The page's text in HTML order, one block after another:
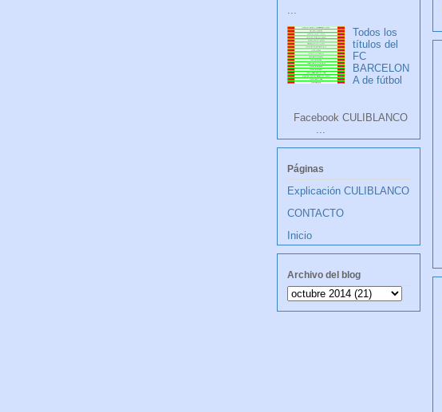
Todos los
títulos del
FC
BARCELON
A de fútbol
Facebook CULIBLANCO
...
Páginas
Explicación CULIBLANCO
CONTACTO
Inicio
Archivo del blog